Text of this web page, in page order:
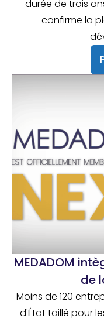
durée de trois
confirme la
MEDADOM
de
Moins de 120
d'État taillé pour